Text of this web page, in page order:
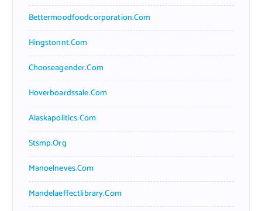
Bettermoodfoodcorporation.com
Hingstonnt.com
Chooseagender.com
Hoverboardssale.com
Alaskapolitics.com
Stsmp.org
Manoelneves.com
Mandelaeffectlibrary.com